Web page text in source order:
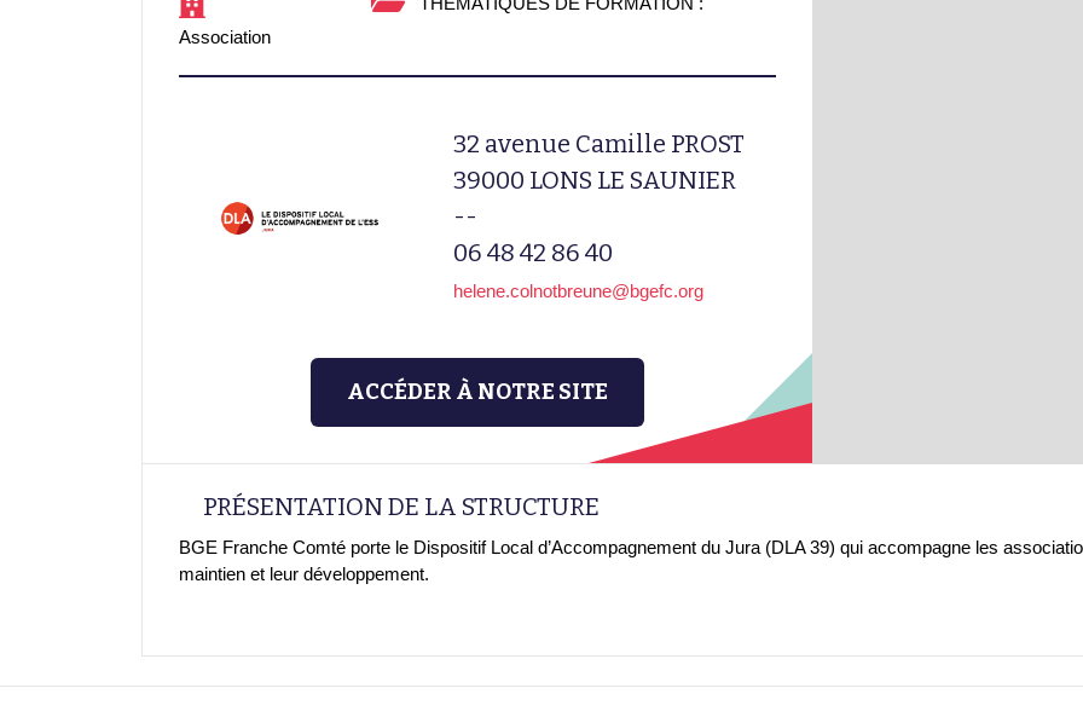
Association
32 avenue Camille PROST
39000 LONS LE SAUNIER
--
06 48 42 86 40
helene.colnotbreune@bgefc.org
ACCÉDER À NOTRE SITE
PRÉSENTATION DE LA STRUCTURE
BGE Franche Comté porte le Dispositif Local d’Accompagnement du Jura (DLA 39) qui accompagne les
maintien et leur développement.